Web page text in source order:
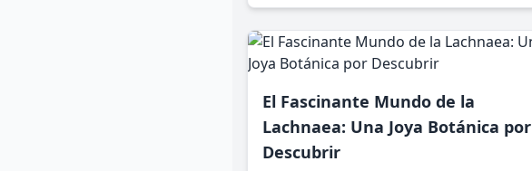
mundo donde hasta la botánica se politiza.
El Fascinante Mundo de la
Lachnaea: Una Joya Botánica por
Descubrir